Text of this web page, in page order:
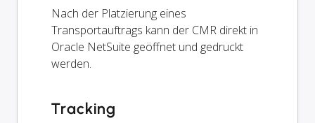
Nach der Platzierung eines
Transportauftrags kann der CMR direkt in
Oracle NetSuite geöffnet und gedruckt
werden.
Tracking